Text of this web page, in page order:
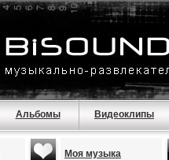
Альбомы Видеоклипы
Моя музыка